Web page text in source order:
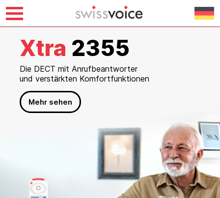
content
S510
Das Smartphone, das speziell
für ältere Menschen entwickelt wurde
Mehr sehen
Xtra 2355
Die DECT mit Anrufbeantworter
und verstärkten Komfortfunktionen
Mehr sehen